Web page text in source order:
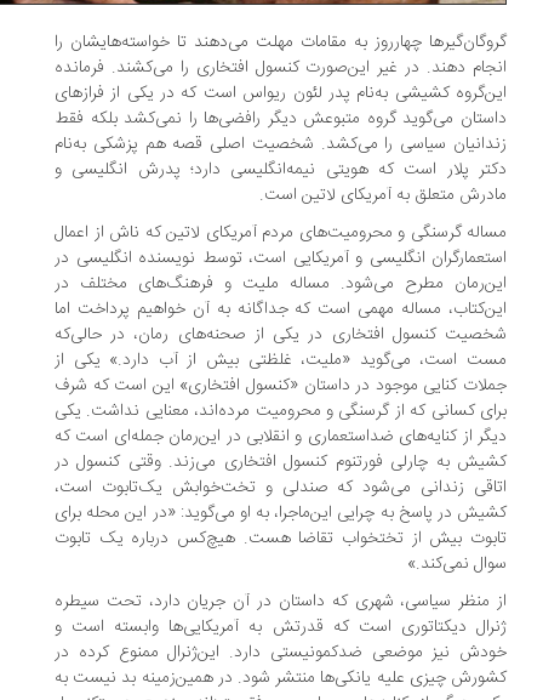
چهارروز به مقامات مهلت می‌دهند تا خواسته‌هایشان را
دهند. در غیر این‌صورت کنسول افتخاری را می‌کشند. فرمانده
کشیشی به‌نام پدر لئون ریواس است که در یکی از فرازهای
می‌گوید گروه متبوعش دیگر رافضی‌ها را نمی‌کشد بلکه فقط
سیاسی را می‌کشد. شخصیت اصلی قصه هم پزشکی به‌نام
پلار است که هویتی نیمه‌انگلیسی دارد؛ پدرش انگلیسی و
متعلق به آمریکای لاتین است.
گرسنگی و محرومیت‌های مردم آمریکای لاتین که ناش از اعمال
انگلیسی و آمریکایی است، توسط نویسنده انگلیسی در
مطرح می‌شود. مساله ملیت و فرهنگ‌های مختلف در
مساله مهمی است که جداگانه به آن خواهیم پرداخت اما
کنسول افتخاری در یکی از صحنه‌های رمان، در حالی‌که
است، می‌گوید «ملیت، غلظتی بیش از آب دارد.» یکی از
کنایی موجود در داستان «کنسول افتخاری» این است که شرف
کسانی که از گرسنگی و محرومیت مرده‌اند، معنایی نداشت. یکی
از کنایه‌های ضداستعماری و انقلابی در این‌رمان جمله‌ای است که
به چارلی فورتنوم کنسول افتخاری می‌زند. وقتی کنسول در
زندانی می‌شود که صندلی و تخت‌خوابش یک‌تابوت است،
در پاسخ به چرایی این‌ماجرا، به او می‌گوید: «در این محله برای
بیش از تختخواب تقاضا هست. هیچ‌کس درباره یک تابوت
نمی‌کند.»
منظر سیاسی، شهری که داستان در آن جریان دارد، تحت سیطره
دیکتاتوری است که قدرتش به آمریکایی‌ها وابسته است و
نیز موضعی ضدکمونیستی دارد. این‌ژنرال ممنوع کرده در
چیزی علیه یانکی‌ها منتشر شود. در همین‌زمینه بد نیست به